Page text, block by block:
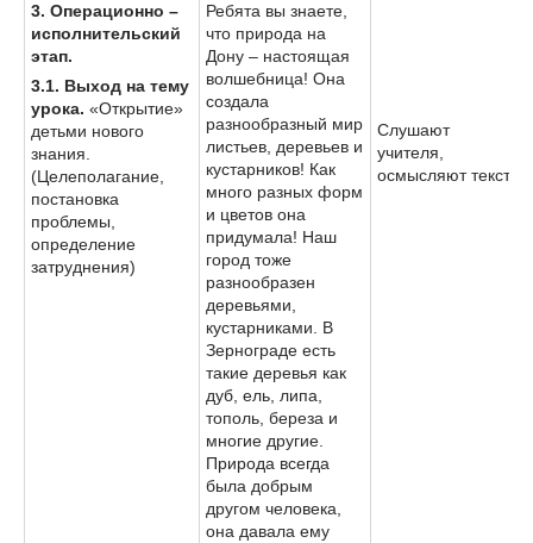
3. Операционно –
исполнительский
этап.
3.1. Выход на тему
урока. «Открытие»
детьми нового
знания.
(Целеполагание,
постановка
проблемы,
определение
затруднения)
Ребята вы знаете,
что природа на
Дону – настоящая
волшебница! Она
создала
разнообразный мир
листьев, деревьев и
кустарников! Как
много разных форм
и цветов она
придумала! Наш
город тоже
разнообразен
деревьями,
кустарниками. В
Зернограде есть
такие деревья как
дуб, ель, липа,
тополь, береза и
многие другие.
Природа всегда
была добрым
другом человека,
она давала ему
Слушают
учителя,
осмысляют текст.